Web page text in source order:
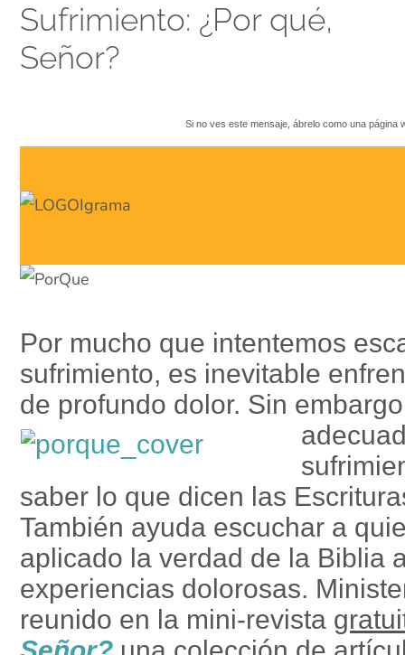
Sufrimiento: ¿Por qué,
Señor?
Si no ves este mensaje, ábrelo como una página
Por mucho que intentemos
sufrimiento, es inevitable
de profundo dolor. Sin
saber lo que dicen las
También ayuda escuchar a
aplicado la verdad de la Biblia
experiencias dolorosas.
reunido en la mini-revista